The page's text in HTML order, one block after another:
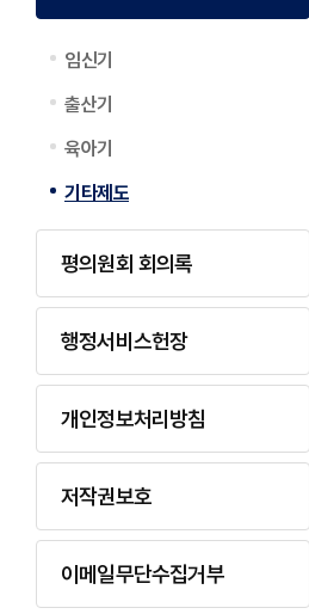
임신기
출산기
육아기
기타제도
평의원회 회의록
행정서비스헌장
개인정보처리방침
저작권보호
이메일무단수집거부